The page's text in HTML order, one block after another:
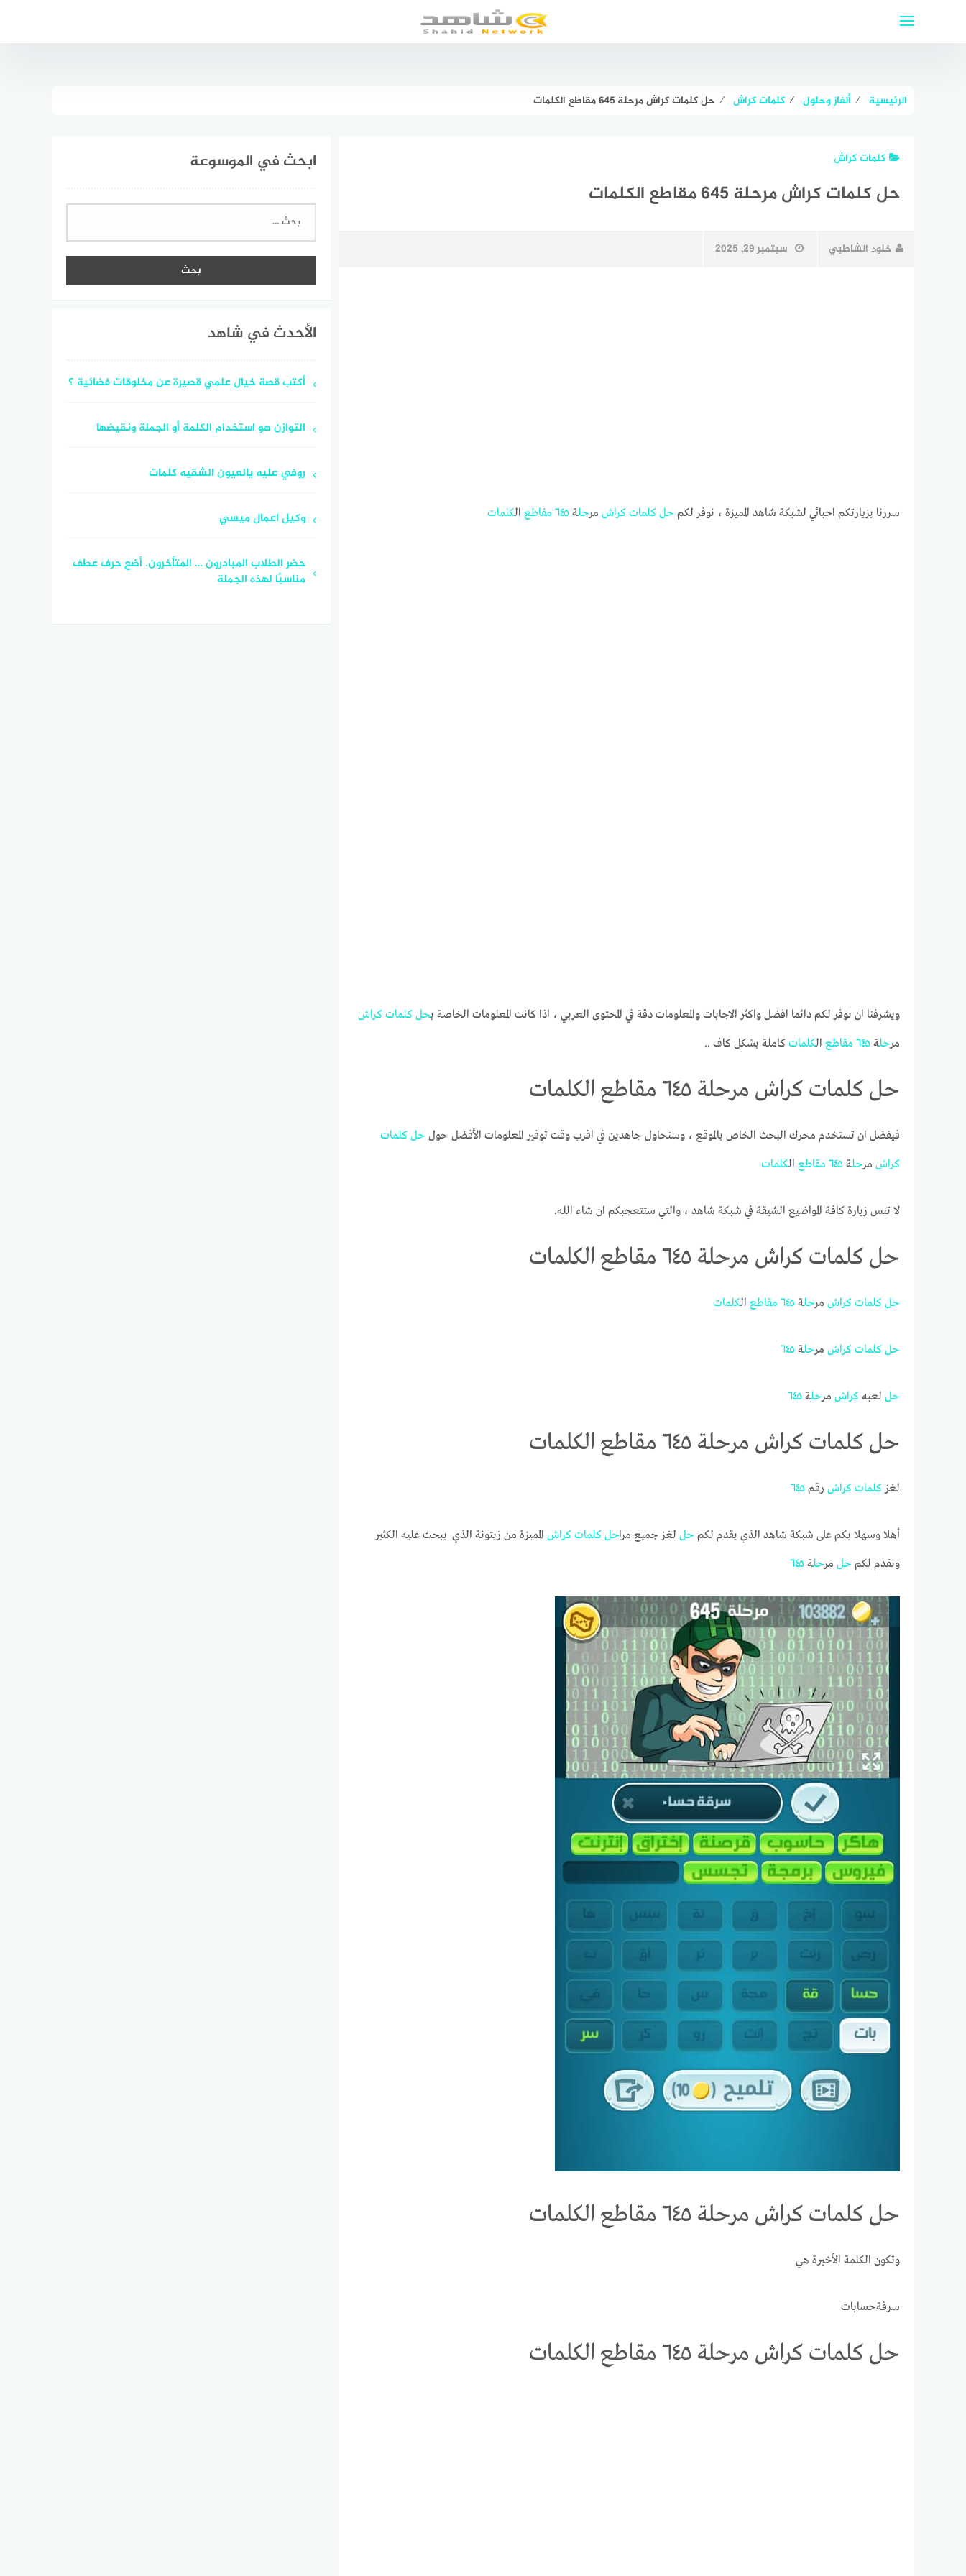
الرئيسية ⁄ ألغاز وحلول ⁄ كلمات كراش ⁄ حل كلمات كراش مرحلة ٦٤٥ مقاطع الكلمات
كلمات كراش
حل كلمات كراش مرحلة ٦٤٥ مقاطع الكلمات
خلود الشاطبي سبتمبر 29, 2025
سررنا بزيارتكم احبائي لشبكة شاهد المميزة ، نوفر لكم حل كلمات كراش مرحلة ٦٤٥ مقاطع الكلمات
ويشرفنا ان نوفر لكم دائما افضل واكثر الاجابات والمعلومات دقة في المحتوى العربي ، اذا كانت المعلومات الخاصة بحل كلمات كراش
مرحلة ٦٤٥ مقاطع الكلمات كاملة بشكل كاف ..
حل كلمات كراش مرحلة ٦٤٥ مقاطع الكلمات
فيفضل ان تستخدم محرك البحث الخاص بالموقع ، وسنحاول جاهدين في اقرب وقت توفير المعلومات الأفضل حول حل كلمات
كراش مرحلة ٦٤٥ مقاطع الكلمات
لا تنس زيارة كافة المواضيع الشيقة في شبكة شاهد ، والتي ستتعجبكم ان شاء الله.
حل كلمات كراش مرحلة ٦٤٥ مقاطع الكلمات
حل كلمات كراش مرحلة ٦٤٥ مقاطع الكلمات
حل كلمات كراش مرحلة ٦٤٥
حل لعبه كراش مرحلة ٦٤٥
حل كلمات كراش مرحلة ٦٤٥ مقاطع الكلمات
لغز كلمات كراش رقم ٦٤٥
أهلا وسهلا بكم على شبكة شاهد الذي يقدم لكم حل لغز جميع مراحل كلمات كراش المميزة من زيتونة الذي يبحث عليه الكثير
ونقدم لكم حل مرحلة ٦٤٥
حل كلمات كراش مرحلة ٦٤٥ مقاطع الكلمات
وتكون الكلمة الأخيرة هي
سرقةحسابات
حل كلمات كراش مرحلة ٦٤٥ مقاطع الكلمات
ابحث في الموسوعة
البحث
الأحدث في شاهد
أكتب قصة خيال علمي قصيرة عن مخلوقات فضائية ؟
التوازن هو استخدام الكلمة أو الجملة ونقيضها
روفي عليه يالعيون الشقيه كلمات
وكيل اعمال ميسي
حضر الطلاب المبادرون … المتأخرون. أضع حرف عطف
مناسبًا لهذه الجملة